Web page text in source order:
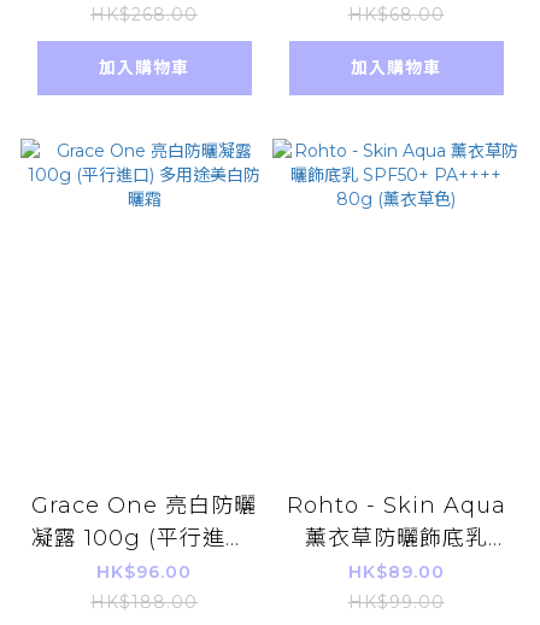
HK$268.00
加入購物車
130ml 平行進口貨品
HK$68.00
加入購物車
Grace One 亮白防曬
凝露 100g (平行進口)
多用途美白防曬霜
HK$96.00
HK$188.00
Rohto - Skin Aqua
薰衣草防曬飾底乳
SPF50+ PA++++
80g (薰衣草色)
HK$89.00
HK$99.00